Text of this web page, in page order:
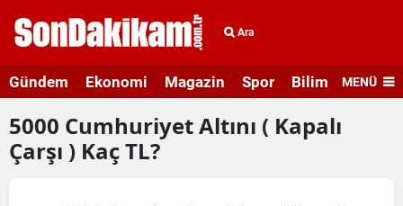
Ara
Gündem Ekonomi Magazin Spor Bilim veMENÜ
5000 Cumhuriyet Altını ( Kapalı
Çarşı ) Kaç TL?